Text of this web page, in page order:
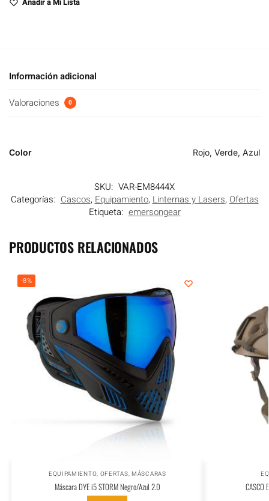
Información adicional
Valoraciones 0
Color Rojo, Verde, Azul
SKU: VAR-EM8444X
Categorías: Cascos, Equipamiento, Linternas y Lasers, Ofertas
Etiqueta: emersongear
PRODUCTOS RELACIONADOS
-8%
EQUIPAMIENTO, OFERTAS, MÁSCARAS
Máscara DYE i5 STORM Negro/Azul 2.0 CASCO